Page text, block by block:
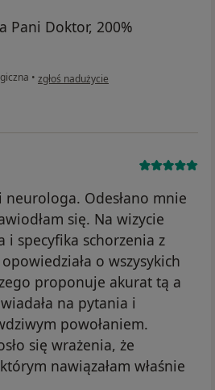
Pani Doktor, 200%
• w opinii użytkownika Elka
zgłoś nadużycie
Odesłano mnie
się. Na wizycie
i specyfika schorzenia z
o wszysykich
proponuje akurat tą a
na pytania i
powołaniem.
się wrażenia, że
nawiązałam właśnie